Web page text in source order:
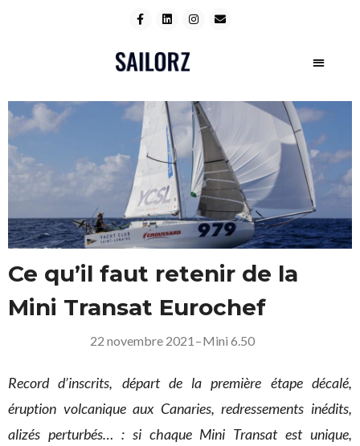
Ce qu’il faut retenir de la
Mini Transat Eurochef
22 novembre 2021 –Mini 6.50
Record d’inscrits, départ de la première étape décalé,
éruption volcanique aux Canaries, redressements inédits,
alizés perturbés… : si chaque Mini Transat est unique,